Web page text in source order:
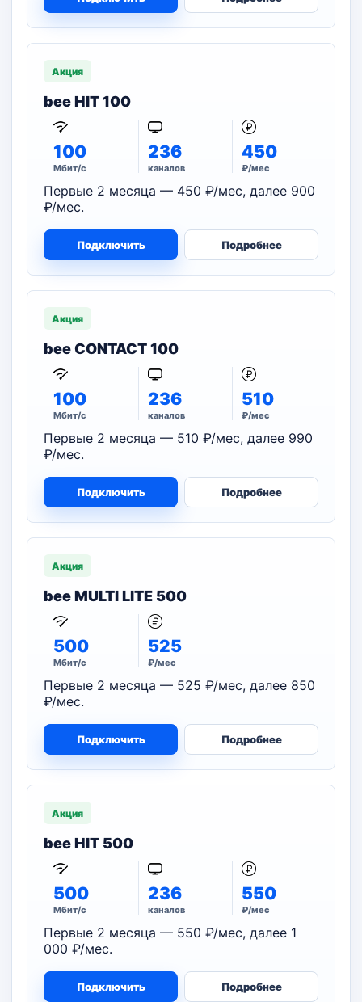
Акция
bee HIT 100
100
Мбит/с
236
каналов
450
₽/мес
Первые 2 месяца — 450 ₽/мес, далее 900
₽/мес.
Подключить Подробнее
Акция
bee CONTACT 100
100
Мбит/с
236
каналов
510
₽/мес
Первые 2 месяца — 510 ₽/мес, далее 990
₽/мес.
Подключить Подробнее
Акция
bee MULTI LITE 500
500
Мбит/с
525
₽/мес
Первые 2 месяца — 525 ₽/мес, далее 850
₽/мес.
Подключить Подробнее
Акция
bee HIT 500
500
Мбит/с
236
каналов
550
₽/мес
Первые 2 месяца — 550 ₽/мес, далее 1
000 ₽/мес.
Подключить Подробнее